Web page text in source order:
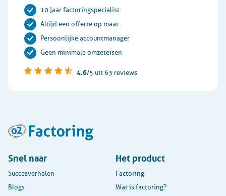
10 jaar factoringspecialist
Altijd een offerte op maat
Persoonlijke accountmanager
Geen minimale omzeteisen
4.6/5 uit 63 reviews
Snel naar
Succesverhalen
Blogs
Het product
Factoring
Wat is factoring?